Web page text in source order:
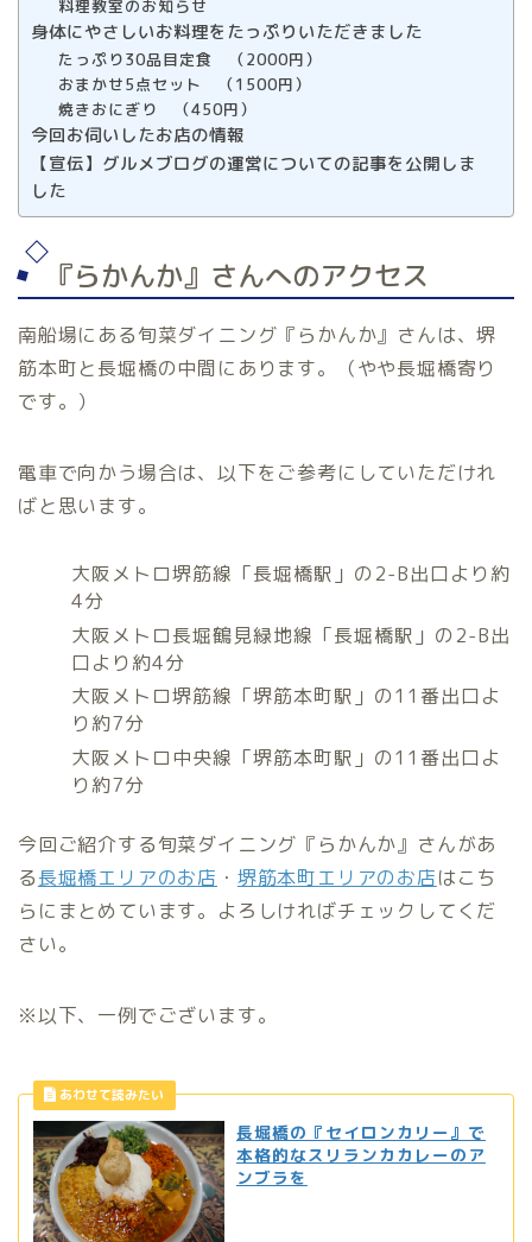
料理教室のお知らせ
身体にやさしいお料理をたっぷりいただきました
たっぷり30品目定食 （2000円）
おまかせ5点セット （1500円）
焼きおにぎり （450円）
今回お伺いしたお店の情報
【宣伝】グルメブログの運営についての記事を公開しま
した
『らかんか』さんへのアクセス
南船場にある旬菜ダイニング『らかんか』さんは、堺
筋本町と長堀橋の中間にあります。（やや長堀橋寄り
です。）
電車で向かう場合は、以下をご参考にしていただけれ
ばと思います。
大阪メトロ堺筋線「長堀橋駅」の2-B出口より約
4分
大阪メトロ長堀鶴見緑地線「長堀橋駅」の2-B出
口より約4分
大阪メトロ堺筋線「堺筋本町駅」の11番出口よ
り約7分
大阪メトロ中央線「堺筋本町駅」の11番出口よ
り約7分
今回ご紹介する旬菜ダイニング『らかんか』さんがあ
る長堀橋エリアのお店 ・ 堺筋本町エリアのお店はこち
らにまとめています。よろしければチェックしてくだ
さい。
※以下、一例でございます。
長堀橋の『セイロンカリー』で
本格的なスリランカカレーのア
ンブラを